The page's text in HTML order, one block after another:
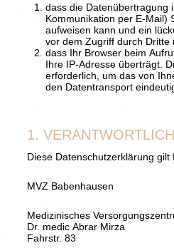
dass die Datenübertragung
Kommunikation per E-Mail)
aufweisen kann und ein
vor dem Zugriff durch Dritte
dass Ihr Browser beim
Ihre IP-Adresse überträgt.
erforderlich, um das von
den Datentransport
1.
Diese Datenschutzerklärung
MVZ Babenhausen
Medizinisches
Dr. medic Abrar Mirza
Fahrstr. 83